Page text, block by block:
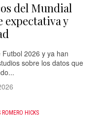
del Mundial
expectativa y
2026 y ya han
sobre los datos que
HICKS